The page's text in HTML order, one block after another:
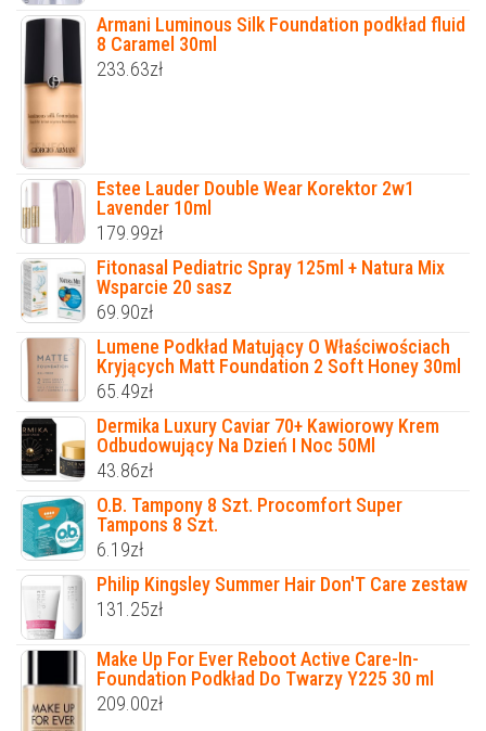
Armani Luminous Silk Foundation podkład fluid
8 Caramel 30ml
233.63zł
Estee Lauder Double Wear Korektor 2w1
Lavender 10ml
179.99zł
Fitonasal Pediatric Spray 125ml + Natura Mix
Wsparcie 20 sasz
69.90zł
Lumene Podkład Matujący O Właściwościach
Kryjących Matt Foundation 2 Soft Honey 30ml
65.49zł
Dermika Luxury Caviar 70+ Kawiorowy Krem
Odbudowujący Na Dzień I Noc 50Ml
43.86zł
O.B. Tampony 8 Szt. Procomfort Super
Tampons 8 Szt.
6.19zł
Philip Kingsley Summer Hair Don'T Care zestaw
131.25zł
Make Up For Ever Reboot Active Care-In-
Foundation Podkład Do Twarzy Y225 30 ml
209.00zł